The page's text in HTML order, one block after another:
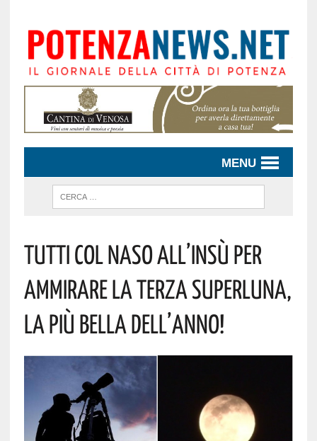
MENU
Tutti Col Naso All’insù Per
Ammirare La Terza Superluna,
La Più Bella Dell’anno!